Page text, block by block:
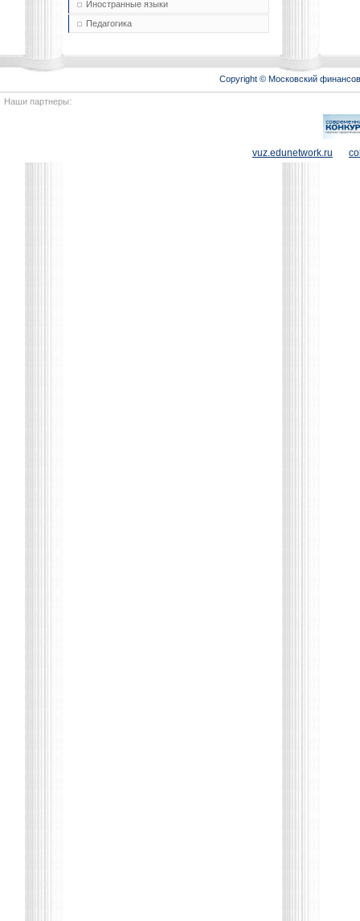
Иностранные языки
Педагогика
Copyright © Московский
Наши партнеры:
vuz.edunetwork.ru